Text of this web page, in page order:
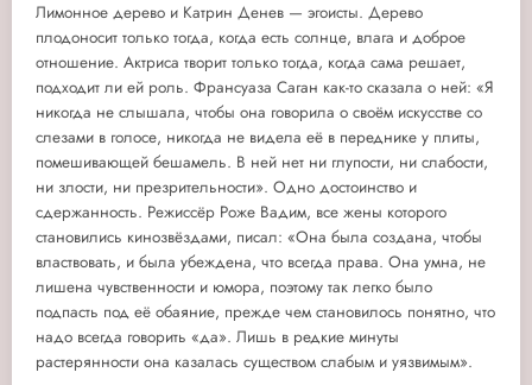
Лимонное дерево и Катрин Денев — эгоисты. Дерево
плодоносит только тогда, когда есть солнце, влага и доброе
отношение. Актриса творит только тогда, когда сама решает,
подходит ли ей роль. Франсуаза Саган как-то сказала о ней: «Я
никогда не слышала, чтобы она говорила о своём искусстве со
слезами в голосе, никогда не видела её в переднике у плиты,
помешивающей бешамель. В ней нет ни глупости, ни слабости,
ни злости, ни презрительности». Одно достоинство и
сдержанность. Режиссёр Роже Вадим, все жены которого
становились кинозвёздами, писал: «Она была создана, чтобы
властвовать, и была убеждена, что всегда права. Она умна, не
лишена чувственности и юмора, поэтому так легко было
подпасть под её обаяние, прежде чем становилось понятно, что
надо всегда говорить «да». Лишь в редкие минуты
растерянности она казалась существом слабым и уязвимым».